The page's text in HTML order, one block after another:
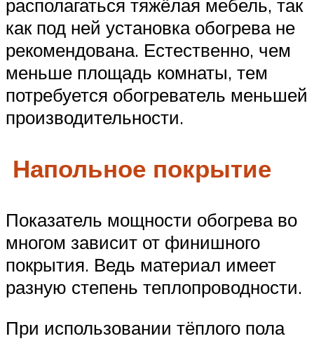
располагаться тяжёлая мебель, так
как под ней установка обогрева не
рекомендована. Естественно, чем
меньше площадь комнаты, тем
потребуется обогреватель меньшей
производительности.
Напольное покрытие
Показатель мощности обогрева во
многом зависит от финишного
покрытия. Ведь материал имеет
разную степень теплопроводности.
При использовании тёплого пола